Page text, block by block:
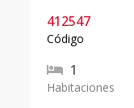
412547
Código
1
Habitaciones